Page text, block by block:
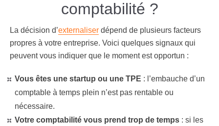
comptabilité ?
La décision d’externaliser dépend de plusieurs facteurs
propres à votre entreprise. Voici quelques signaux qui
peuvent vous indiquer que le moment est opportun :
Vous êtes une startup ou une TPE : l’embauche d’un
comptable à temps plein n’est pas rentable ou
nécessaire.
Votre comptabilité vous prend trop de temps : si les